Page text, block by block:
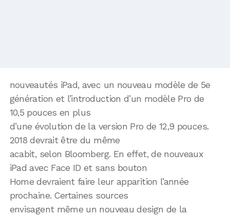
nouveautés iPad, avec un nouveau modèle de 5e
génération et l’introduction d’un modèle Pro de
10,5 pouces en plus
d’une évolution de la version Pro de 12,9 pouces.
2018 devrait être du même
acabit, selon Bloomberg. En effet, de nouveaux
iPad avec Face ID et sans bouton
Home devraient faire leur apparition l’année
prochaine. Certaines sources
envisagent même un nouveau design de la